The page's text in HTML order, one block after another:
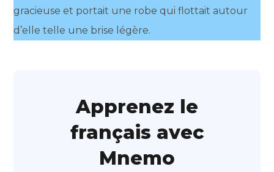
gracieuse et portait une robe qui flottait autour
d’elle telle une brise légère.
Apprenez le
français avec
Mnemo